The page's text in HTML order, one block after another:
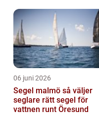
06 juni 2026
Segel malmö så väljer
seglare rätt segel för
vattnen runt Öresund